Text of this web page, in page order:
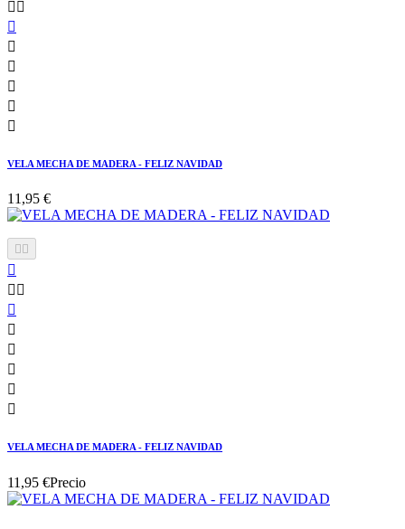
 






VELA MECHA DE MADERA - FELIZ NAVIDAD
11,95 €
 

 






VELA MECHA DE MADERA - FELIZ NAVIDAD
11,95 €Precio